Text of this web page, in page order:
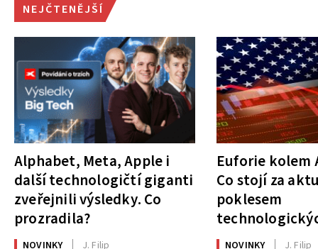
NEJČTENĚJŠÍ
Alphabet, Meta, Apple i
další technologičtí giganti
zveřejnili výsledky. Co
prozradila?
NOVINKY J. Filip
Euforie kolem
Co stojí za
poklesem
NOVINKY J. Filip